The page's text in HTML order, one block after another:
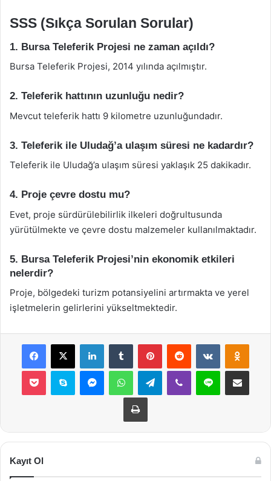
SSS (Sıkça Sorulan Sorular)
1. Bursa Teleferik Projesi ne zaman açıldı?
Bursa Teleferik Projesi, 2014 yılında açılmıştır.
2. Teleferik hattının uzunluğu nedir?
Mevcut teleferik hattı 9 kilometre uzunluğundadır.
3. Teleferik ile Uludağ’a ulaşım süresi ne kadardır?
Teleferik ile Uludağ’a ulaşım süresi yaklaşık 25 dakikadır.
4. Proje çevre dostu mu?
Evet, proje sürdürülebilirlik ilkeleri doğrultusunda
yürütülmekte ve çevre dostu malzemeler kullanılmaktadır.
5. Bursa Teleferik Projesi’nin ekonomik etkileri
nelerdir?
Proje, bölgedeki turizm potansiyelini artırmakta ve yerel
işletmelerin gelirlerini yükseltmektedir.
Facebook
X LinkedInTumblr PinterestReddit VKontakte
Pocket Skype MessengerWhatsAppTelegramViber Line E-Posta ile
Yazdır
Kayıt Ol